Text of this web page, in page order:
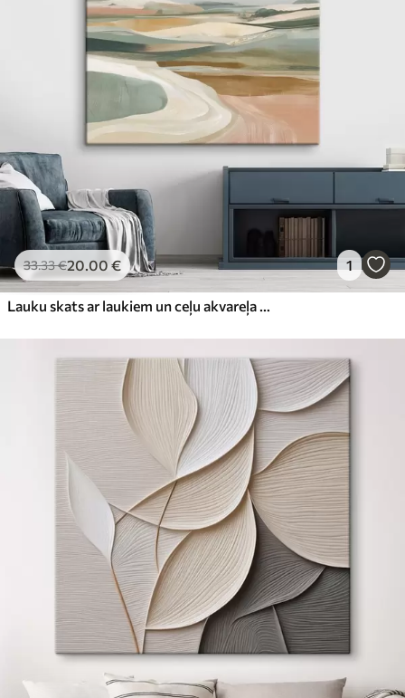
33.33€20.00 € 1
Lauku skats ar laukiem un ceļu akvareļa stilā